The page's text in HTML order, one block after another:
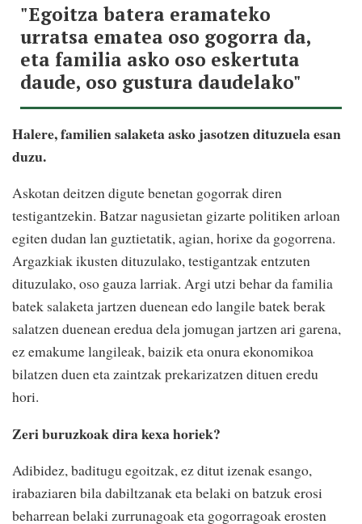
"Egoitza batera eramateko
urratsa ematea oso gogorra da,
eta familia asko oso eskertuta
daude, oso gustura daudelako"
Halere, familien salaketa asko jasotzen dituzuela esan
duzu.
Askotan deitzen digute benetan gogorrak diren
testigantzekin. Batzar nagusietan gizarte politiken arloan
egiten dudan lan guztietatik, agian, horixe da gogorrena.
Argazkiak ikusten dituzulako, testigantzak entzuten
dituzulako, oso gauza larriak. Argi utzi behar da familia
batek salaketa jartzen duenean edo langile batek berak
salatzen duenean eredua dela jomugan jartzen ari garena,
ez emakume langileak, baizik eta onura ekonomikoa
bilatzen duen eta zaintzak prekarizatzen dituen eredu
hori.
Zeri buruzkoak dira kexa horiek?
Adibidez, baditugu egoitzak, ez ditut izenak esango,
irabaziaren bila dabiltzanak eta belaki on batzuk erosi
beharrean belaki zurrunagoak eta gogorragoak erosten